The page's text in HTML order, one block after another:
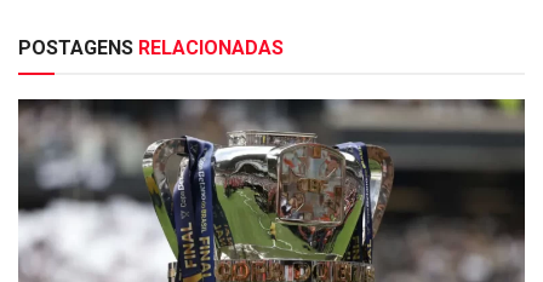
POSTAGENS RELACIONADAS